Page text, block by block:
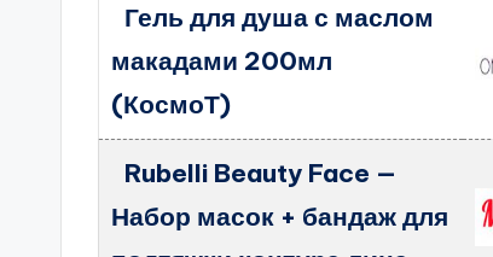
Гель для душа с маслом
макадами 200мл
(КосмоТ)
Rubelli Beauty Face —
Набор масок + бандаж для